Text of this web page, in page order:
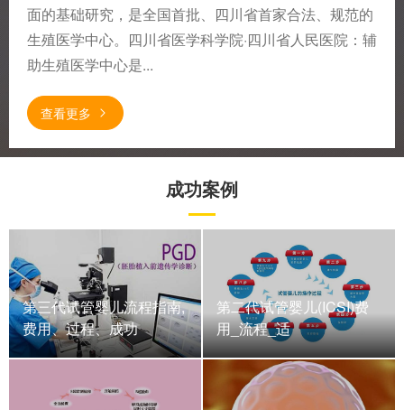
面的基础研究，是全国首批、四川省首家合法、规范的
生殖医学中心。四川省医学科学院·四川省人民医院：辅
助生殖医学中心是...
查看更多
成功案例
第三代试管婴儿流程指南,
费用、过程、成功
第二代试管婴儿(ICSI)费
用_流程_适